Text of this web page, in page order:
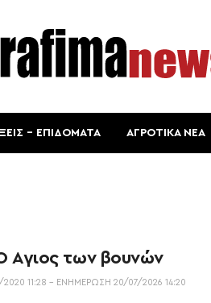
– ΕΠΙΔΟΜΑΤΑ ΑΓΡΟΤΙΚΑ ΝΕΑ
Άγιος των βουνών
11:28 - ΕΝΗΜΈΡΩΣΗ 20/07/2026 14:20